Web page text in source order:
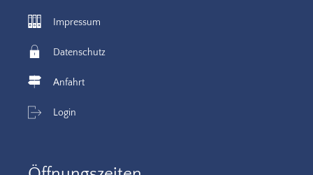
Impressum
Datenschutz
Anfahrt
Login